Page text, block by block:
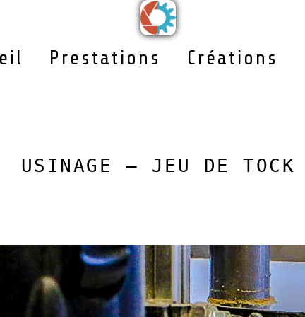
Prestations Créations
USINAGE – JEU DE TOCK